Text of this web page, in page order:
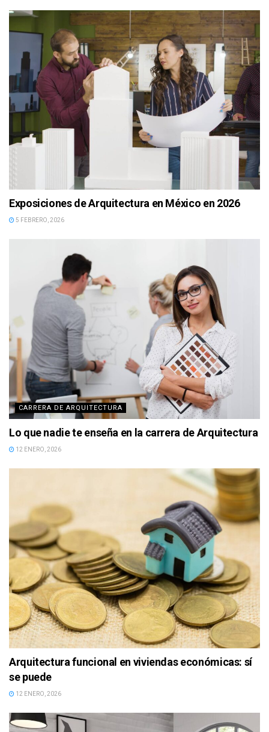
Exposiciones de Arquitectura en México en 2026
5 FEBRERO, 2026
CARRERA DE ARQUITECTURA
Lo que nadie te enseña en la carrera de Arquitectura
12 ENERO, 2026
Arquitectura funcional en viviendas económicas: sí
se puede
12 ENERO, 2026